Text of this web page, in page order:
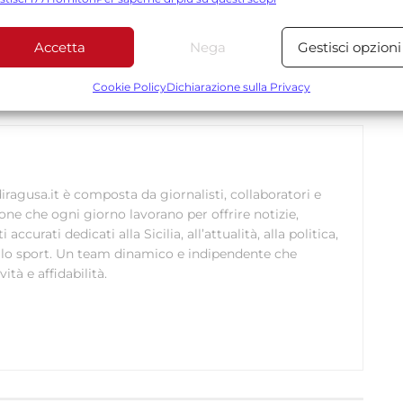
dati limitati per la selezione dei contenuti.
Sempre
e combinare dati provenienti da altre fonti di dati,
in base a informazioni richieste attivamente.
la sicurezza, prevenire e rilevare frodi,
errori, Erogare e presentare
e contenuto, Salvare e comunicare le
Accetta Nega Gestisci opzioni
Cookie PolicyDichiarazione sulla Privacy
è composta da giornalisti, collaboratori e
che ogni giorno lavorano per offrire notizie,
dedicati alla Sicilia, all’attualità, alla politica,
sport. Un team dinamico e indipendente che
e affidabilità.